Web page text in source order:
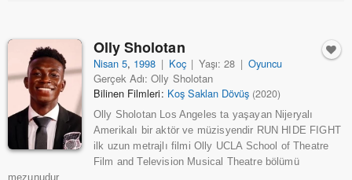
Olly Sholotan
Nisan 5, 1998 | Koç | Yaşı: 28 | Oyuncu
Gerçek Adı: Olly Sholotan
Bilinen Filmleri: Koş Saklan Dövüş (2020)
Olly Sholotan Los Angeles ta yaşayan Nijeryalı
Amerikalı bir aktör ve müzisyendir RUN HIDE FIGHT
ilk uzun metrajlı filmi Olly UCLA School of Theatre
Film and Television Musical Theatre bölümü
mezunudur...